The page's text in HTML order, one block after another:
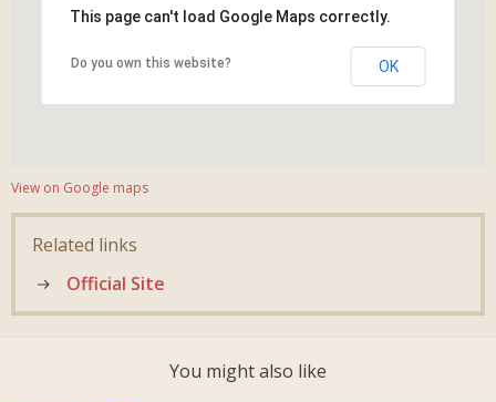
This page can't load Google Maps correctly.
Do you own this website? OK
View on Google maps
Related links
Official Site
You might also like